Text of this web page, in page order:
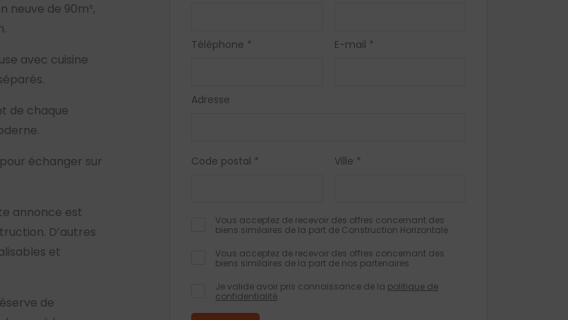
neuve de 90m²,
avec cuisine
de chaque
échanger sur
annonce est
D’autres
et
de
Téléphone * E-mail *
Adresse
Code postal * Ville *
Vous acceptez de recevoir des offres concernant des
biens similaires de la part de Construction Horizontale
Vous acceptez de recevoir des offres concernant des
biens similaires de la part de nos partenaires
Je valide avoir pris connaissance de la politique de
confidentialité.